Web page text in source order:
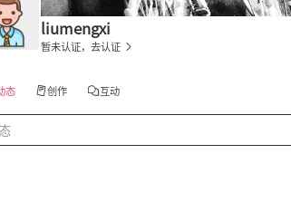
liumengxi
暂未认证，去认证
态 创作 互动